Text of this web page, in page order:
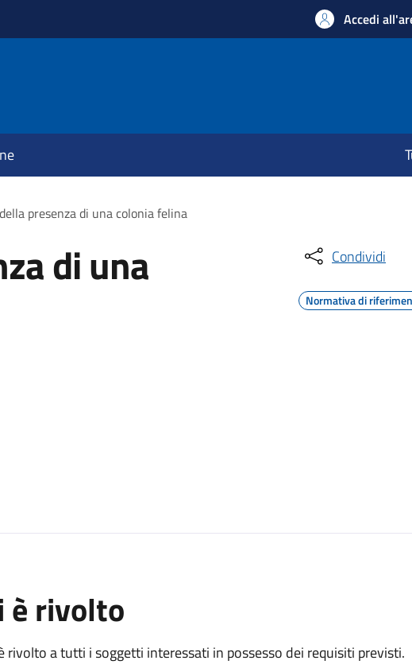
Accedi
presenza di una colonia felina
di una Condividi
Normativa di
è rivolto
rivolto a tutti i soggetti interessati in possesso dei requisiti previsti.